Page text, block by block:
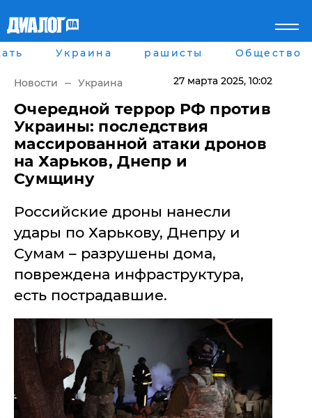
Главная
рассея
Мир
Беларусь
Военное обозрение
Наука и Техника
Экономика
Мнение
Пресса
Шоу-биз
Здоровье
Украина
Спорт
Культура
Города
Луганск
Киев
Харьков
Днепр
Львов
Одесса
Война на Донбассе и в
Крыму
"ДНР"
"ЛНР"
Оккупация Крыма
Новости Крыма
Донбасс
Армия Украины
Помощь проекту
Стиль Диалога
Шоу-биз
Культура
Общество
Пресс-релизы Авторское
Украина рашисты Общество
Новости Украина 27 марта 2025, 10:02
Очередной террор РФ против
Украины: последствия
массированной атаки дронов
на Харьков, Днепр и
Сумщину
Российские дроны нанесли
удары по Харькову, Днепру и
Сумам – разрушены дома,
повреждена инфраструктура,
есть пострадавшие.